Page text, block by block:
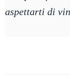
aspettarti di